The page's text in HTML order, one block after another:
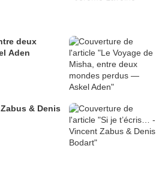
deux
Aden
& Denis